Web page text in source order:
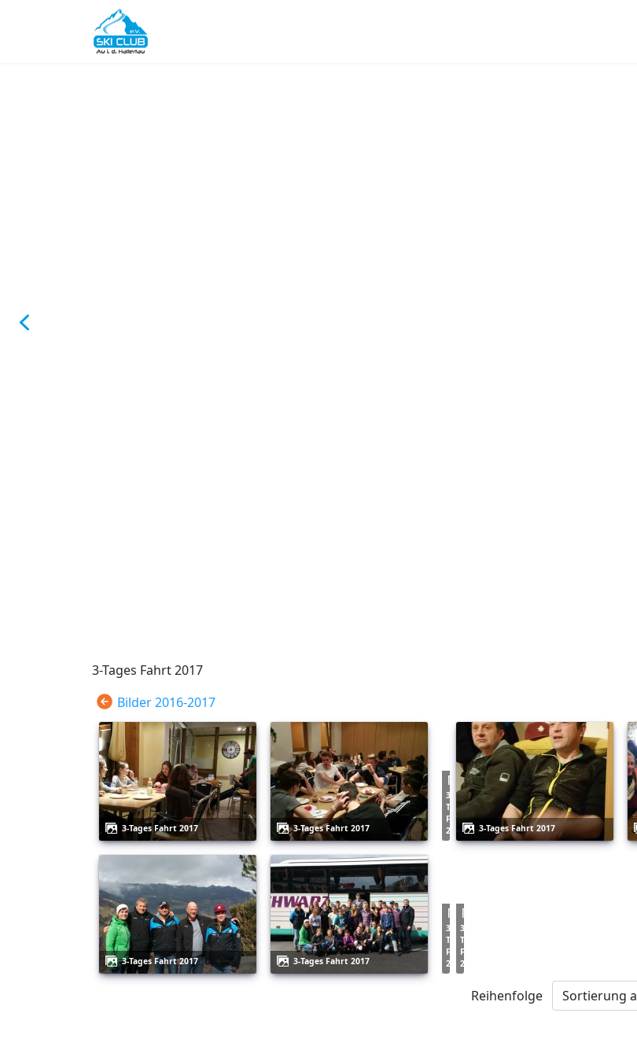
3-Tages Fahrt 2017
Bilder 2016-2017
3-Tages Fahrt 2017 3-Tages Fahrt 2017
3-
Tages
Fahrt
2017
3-Tages Fahrt 2017
3-Tages Fahrt 2017 3-Tages Fahrt 2017
3-
Tages
Fahrt
2017
3-
Tages
Fahrt
2017
Reihenfolge